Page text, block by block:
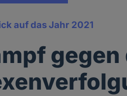
auf das Jahr 2021
gegen